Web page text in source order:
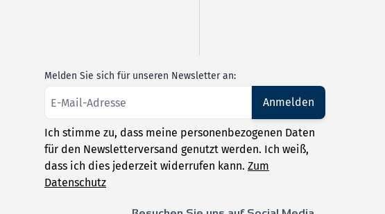
Melden Sie sich für unseren Newsletter an:
Anmelden
Ich stimme zu, dass meine personenbezogenen Daten
für den Newsletterversand genutzt werden. Ich weiß,
dass ich dies jederzeit widerrufen kann. Zum
Datenschutz